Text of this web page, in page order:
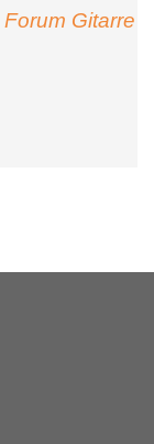
Forum Gitarre